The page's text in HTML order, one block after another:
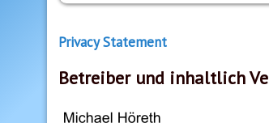
Privacy Statement
Betreiber und inhaltlich